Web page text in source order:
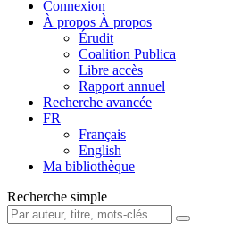
Connexion
À propos À propos
Érudit
Coalition Publica
Libre accès
Rapport annuel
Recherche avancée
FR
Français
English
Ma bibliothèque
Recherche simple